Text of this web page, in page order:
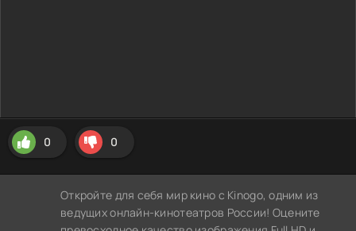
0 0
Откройте для себя мир кино с Kinogo, одним из
ведущих онлайн-кинотеатров России! Оцените